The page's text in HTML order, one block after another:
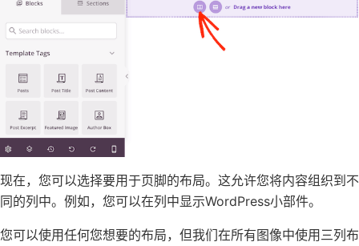
现在，您可以选择要用于页脚的布局。这允许您将内容组织到不
同的列中。例如， 您可以在列中显示WordPress小部件。
您可以使用任何您想要的布局，但我们在所有图像中使用三列布